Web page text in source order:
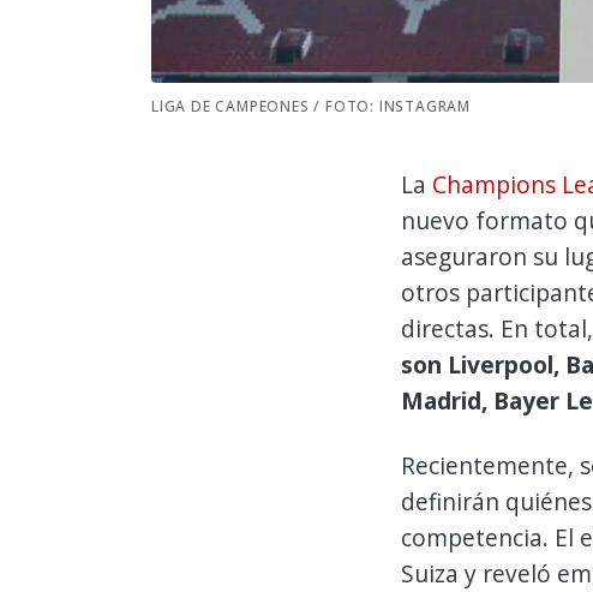
LIGA DE CAMPEONES / FOTO: INSTAGRAM
La Champions
nuevo formato
aseguraron su
otros
directas. En
son Liverpool,
Madrid, Bayer
Recientemente,
definirán
competencia. El
Suiza y reveló